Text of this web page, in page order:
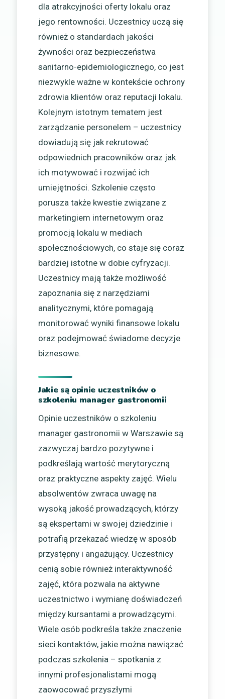
dla atrakcyjności oferty lokalu oraz
jego rentowności. Uczestnicy uczą się
również o standardach jakości
żywności oraz bezpieczeństwa
sanitarno-epidemiologicznego, co jest
niezwykle ważne w kontekście ochrony
zdrowia klientów oraz reputacji lokalu.
Kolejnym istotnym tematem jest
zarządzanie personelem – uczestnicy
dowiadują się jak rekrutować
odpowiednich pracowników oraz jak
ich motywować i rozwijać ich
umiejętności. Szkolenie często
porusza także kwestie związane z
marketingiem internetowym oraz
promocją lokalu w mediach
społecznościowych, co staje się coraz
bardziej istotne w dobie cyfryzacji.
Uczestnicy mają także możliwość
zapoznania się z narzędziami
analitycznymi, które pomagają
monitorować wyniki finansowe lokalu
oraz podejmować świadome decyzje
biznesowe.
Jakie są opinie uczestników o
szkoleniu manager gastronomii
Opinie uczestników o szkoleniu
manager gastronomii w Warszawie są
zazwyczaj bardzo pozytywne i
podkreślają wartość merytoryczną
oraz praktyczne aspekty zajęć. Wielu
absolwentów zwraca uwagę na
wysoką jakość prowadzących, którzy
są ekspertami w swojej dziedzinie i
potrafią przekazać wiedzę w sposób
przystępny i angażujący. Uczestnicy
cenią sobie również interaktywność
zajęć, która pozwala na aktywne
uczestnictwo i wymianę doświadczeń
między kursantami a prowadzącymi.
Wiele osób podkreśla także znaczenie
sieci kontaktów, jakie można nawiązać
podczas szkolenia – spotkania z
innymi profesjonalistami mogą
zaowocować przyszłymi